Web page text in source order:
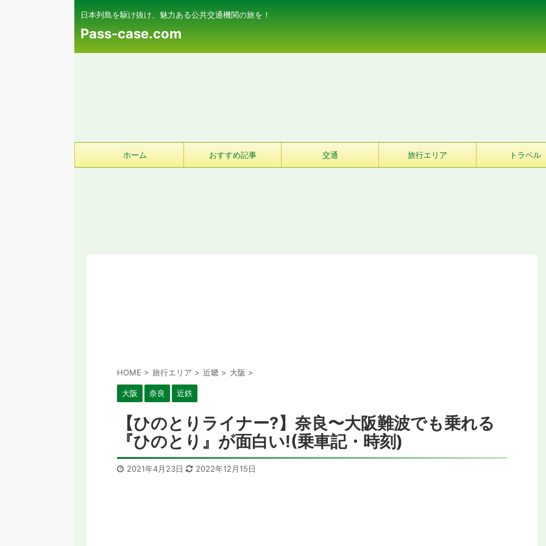
日本列島を駆け抜け、魅力ある公共交通機関の旅を！
Pass-case.com
ホーム おすすめ記事 交通 旅行エリア トラベル
HOME > 旅行エリア > 近畿 > 大阪 >
大阪 奈良 近鉄
【ひのとりライナー?】奈良〜大阪難波でも乗れる
『ひのとり』が面白い!(乗車記・時刻)
2021年4月23日 2022年12月15日